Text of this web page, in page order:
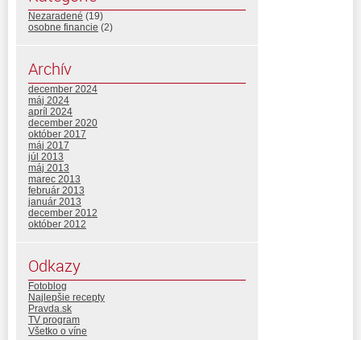
Nezaradené (19)
osobne financie (2)
Archív
december 2024
máj 2024
apríl 2024
december 2020
október 2017
máj 2017
júl 2013
máj 2013
marec 2013
február 2013
január 2013
december 2012
október 2012
Odkazy
Fotoblog
Najlepšie recepty
Pravda.sk
TV program
Všetko o víne